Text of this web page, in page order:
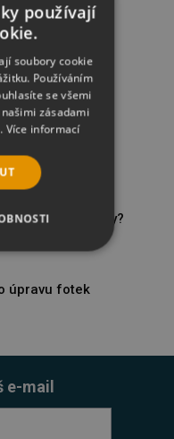
M365 pro firmy?
úpravu fotek
e-mail
používají
soubory cookie
Používáním
se všemi
zásadami
Více informací